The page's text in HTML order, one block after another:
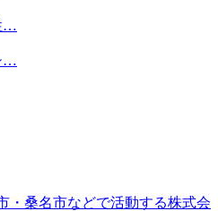
…
…
・桑名市などで活動する株式会